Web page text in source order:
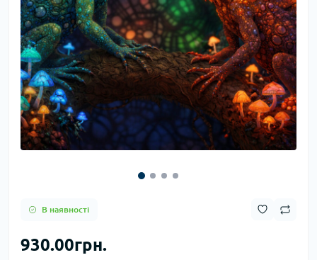
В наявності
930.00грн.